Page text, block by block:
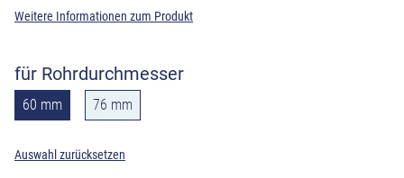
Weitere Informationen zum Produkt
für Rohrdurchmesser
60 mm 76 mm
Auswahl zurücksetzen